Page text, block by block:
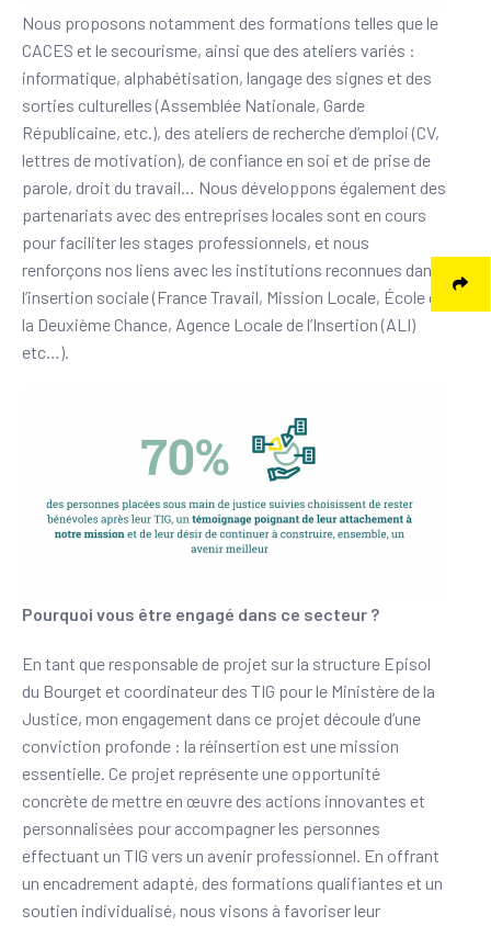
Nous proposons notamment des formations telles que le
CACES et le secourisme, ainsi que des ateliers variés :
informatique, alphabétisation, langage des signes et des
sorties culturelles (Assemblée Nationale, Garde
Républicaine, etc.), des ateliers de recherche d’emploi (CV,
lettres de motivation), de confiance en soi et de prise de
parole, droit du travail… Nous développons également des
partenariats avec des entreprises locales sont en cours
pour faciliter les stages professionnels, et nous
renforçons nos liens avec les institutions reconnues dans
l’insertion sociale (France Travail, Mission Locale, École de
la Deuxième Chance, Agence Locale de l’Insertion (ALI)
etc…).
Pourquoi vous être engagé dans ce secteur ?
En tant que responsable de projet sur la structure Episol
du Bourget et coordinateur des TIG pour le Ministère de la
Justice, mon engagement dans ce projet découle d’une
conviction profonde : la réinsertion est une mission
essentielle. Ce projet représente une opportunité
concrète de mettre en œuvre des actions innovantes et
personnalisées pour accompagner les personnes
effectuant un TIG vers un avenir professionnel. En offrant
un encadrement adapté, des formations qualifiantes et un
soutien individualisé, nous visons à favoriser leur